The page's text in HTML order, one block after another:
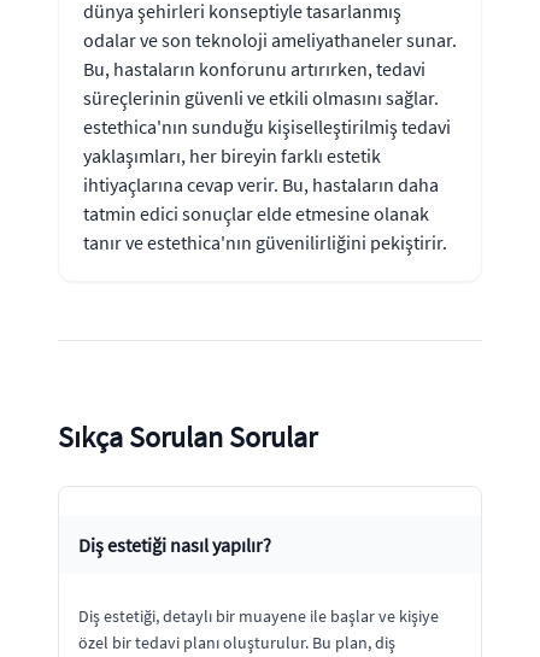
dünya şehirleri konseptiyle tasarlanmış
odalar ve son teknoloji ameliyathaneler sunar.
Bu, hastaların konforunu artırırken, tedavi
süreçlerinin güvenli ve etkili olmasını sağlar.
estethica'nın sunduğu kişiselleştirilmiş tedavi
yaklaşımları, her bireyin farklı estetik
ihtiyaçlarına cevap verir. Bu, hastaların daha
tatmin edici sonuçlar elde etmesine olanak
tanır ve estethica'nın güvenilirliğini pekiştirir.
Sıkça Sorulan Sorular
Diş estetiği nasıl yapılır?
Diş estetiği, detaylı bir muayene ile başlar ve kişiye
özel bir tedavi planı oluşturulur. Bu plan, diş